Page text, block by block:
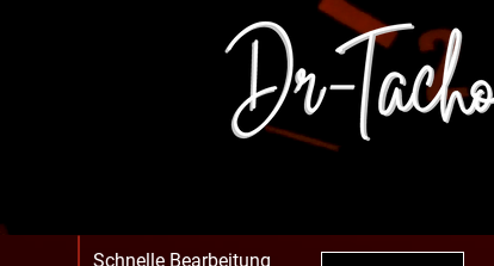
Schnelle Bearbeitung